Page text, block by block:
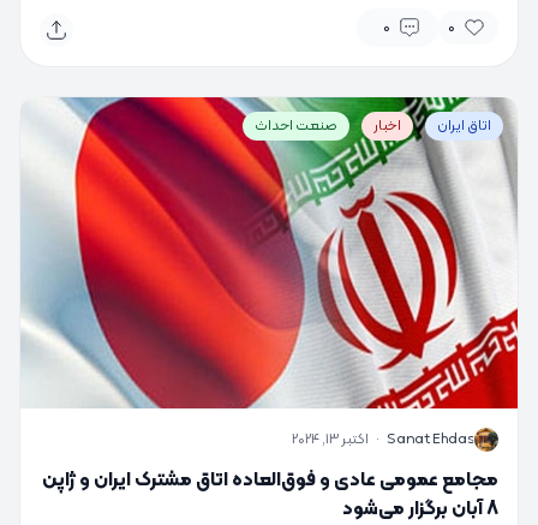
0
0
اتاق ایران اخبار صنعت احداث
S
Sanat Ehdas
· اکتبر 13, 2024
مجامع عمومی عادی و فوق‌العاده اتاق مشترک ایران و ژاپن
8 آبان برگزار می‌شود